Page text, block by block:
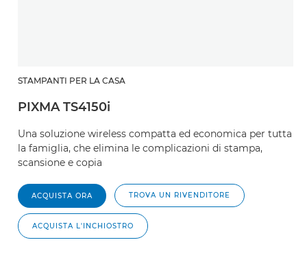
STAMPANTI PER LA CASA
PIXMA TS4150i
Una soluzione wireless compatta ed economica per tutta
la famiglia, che elimina le complicazioni di stampa,
scansione e copia
ACQUISTA ORA TROVA UN RIVENDITORE
ACQUISTA L'INCHIOSTRO